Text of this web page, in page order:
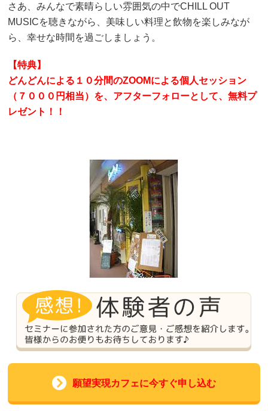
さあ、みんなで素晴らしい雰囲気の中でCHILL OUT
MUSICを聴きながら、美味しい料理と飲物を楽しみなが
ら、幸せな時間を過ごしましょう。
【特典】
どんどんによる１０分間のZOOMによる個人セッション
（７０００円相当）を、アフターフォローとして、無料プ
レゼント！！
願望実現カフェに今すぐ申し込む